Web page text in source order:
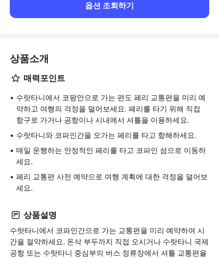
옵션 조회하기
상품소개
매력포인트
수랏타니에서 코팡안으로 가는 편도 페리 교통편을 미리 예
약하고 여행의 걱정을 덜어보세요. 페리를 타기 위해 직접
항구로 가거나 공항이나 시내에서 셔틀을 이용하세요.
수랏타니와 코파인간을 오가는 페리를 타고 항해하세요.
매일 운행하는 안정적인 페리를 타고 코파인 섬으로 이동하
세요.
페리 교통편 사전 예약으로 여행 계획에 대한 걱정을 덜어보
세요.
상품설명
수랏타니에서 코파인간으로 가는 교통편을 미리 예약하여 시
간을 절약하세요. 돈삭 부두까지 직접 오시거나 수랏타니 국제
공항 또는 수랏타니 중심부의 버스 정류장에서 셔틀 교통편을